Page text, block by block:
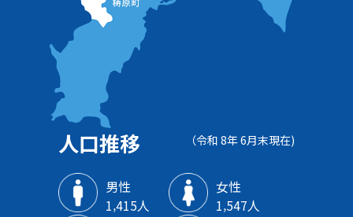
人口推移 （令和 8年 6月末現在)
男性
1‚415人
女性
1‚547人